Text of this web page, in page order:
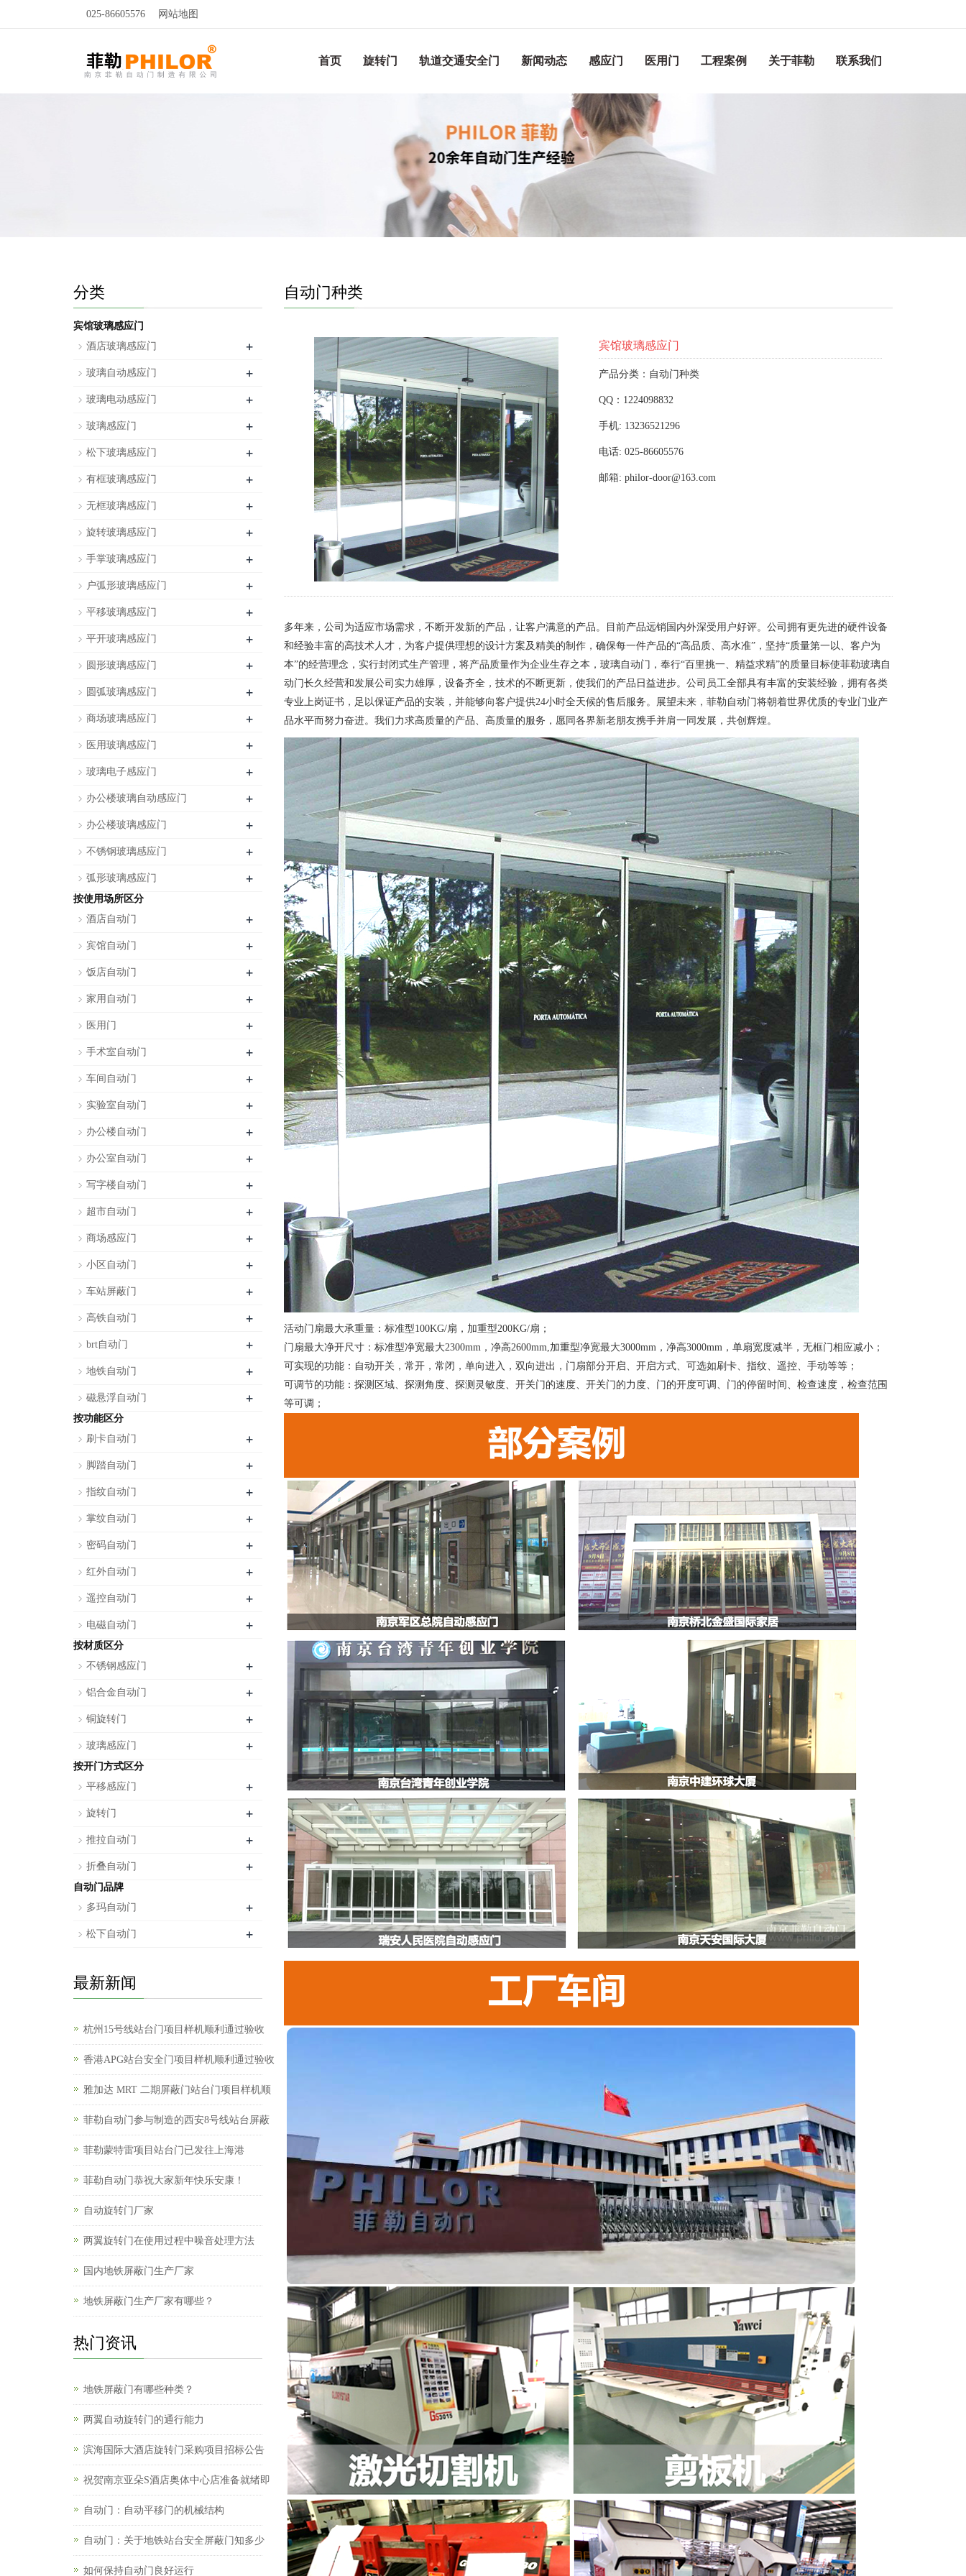
025-86605576 网站地图
首页 旋转门 轨道交通安全门 新闻动态 感应门 医用门 工程案例 关于菲勒 联系我们
自动门种类
宾馆玻璃感应门
产品分类：自动门种类
QQ：1224098832
手机: 13236521296
电话: 025-86605576
邮箱: philor-door@163.com
多年来，公司为适应市场需求，不断开发新的产品，让客户满意的产品。目前产品远销国内外深受用户好评。公司拥有更先进的硬件设备
和经验丰富的高技术人才，为客户提供理想的设计方案及精美的制作，确保每一件产品的“高品质、高水准”，坚持“质量第一以、客户为
本”的经营理念，实行封闭式生产管理，将产品质量作为企业生存之本，玻璃自动门，奉行“百里挑一、精益求精”的质量目标使菲勒玻璃自
动门长久经营和发展公司实力雄厚，设备齐全，技术的不断更新，使我们的产品日益进步。公司员工全部具有丰富的安装经验，拥有各类
专业上岗证书，足以保证产品的安装，并能够向客户提供24小时全天候的售后服务。展望未来，菲勒自动门将朝着世界优质的专业门业产
品水平而努力奋进。我们力求高质量的产品、高质量的服务，愿同各界新老朋友携手并肩一同发展，共创辉煌。
活动门扇最大承重量：标准型100KG/扇，加重型200KG/扇；
门扇最大净开尺寸：标准型净宽最大2300mm，净高2600mm,加重型净宽最大3000mm，净高3000mm，单扇宽度减半，无框门相应减小；
可实现的功能：自动开关，常开，常闭，单向进入，双向进出，门扇部分开启、开启方式、可选如刷卡、指纹、遥控、手动等等；
可调节的功能：探测区域、探测角度、探测灵敏度、开关门的速度、开关门的力度、门的开度可调、门的停留时间、检查速度，检查范围
等可调；
分类
宾馆玻璃感应门
酒店玻璃感应门
+
玻璃自动感应门 +
玻璃电动感应门 +
玻璃感应门 +
松下玻璃感应门 +
有框玻璃感应门 +
无框玻璃感应门 +
旋转玻璃感应门 +
手掌玻璃感应门 +
户弧形玻璃感应门 +
平移玻璃感应门 +
平开玻璃感应门 +
圆形玻璃感应门 +
圆弧玻璃感应门 +
商场玻璃感应门 +
医用玻璃感应门 +
玻璃电子感应门 +
办公楼玻璃自动感应门 +
办公楼玻璃感应门 +
不锈钢玻璃感应门 +
弧形玻璃感应门 +
按使用场所区分
酒店自动门
+
宾馆自动门 +
饭店自动门 +
家用自动门 +
医用门 +
手术室自动门 +
车间自动门 +
实验室自动门 +
办公楼自动门 +
办公室自动门 +
写字楼自动门 +
超市自动门 +
商场感应门 +
小区自动门 +
车站屏蔽门 +
高铁自动门 +
brt自动门 +
地铁自动门 +
磁悬浮自动门 +
按功能区分
刷卡自动门
+
脚踏自动门 +
指纹自动门 +
掌纹自动门 +
密码自动门 +
红外自动门 +
遥控自动门 +
电磁自动门 +
按材质区分
不锈钢感应门
+
铝合金自动门 +
铜旋转门 +
玻璃感应门 +
按开门方式区分
平移感应门
+
旋转门 +
推拉自动门 +
折叠自动门 +
自动门品牌
多玛自动门
+
松下自动门 +
最新新闻
杭州15号线站台门项目样机顺利通过验收
香港APG站台安全门项目样机顺利通过验收
雅加达 MRT 二期屏蔽门站台门项目样机顺
菲勒自动门参与制造的西安8号线站台屏蔽
菲勒蒙特雷项目站台门已发往上海港
菲勒自动门恭祝大家新年快乐安康！
自动旋转门厂家
两翼旋转门在使用过程中噪音处理方法
国内地铁屏蔽门生产厂家
地铁屏蔽门生产厂家有哪些？
热门资讯
地铁屏蔽门有哪些种类？
两翼自动旋转门的通行能力
滨海国际大酒店旋转门采购项目招标公告
祝贺南京亚朵S酒店奥体中心店准备就绪即
自动门：自动平移门的机械结构
自动门：关于地铁站台安全屏蔽门知多少
如何保持自动门良好运行